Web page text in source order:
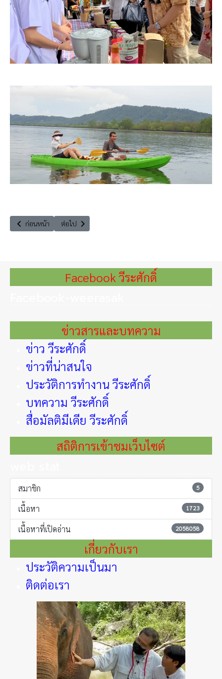
เนื้อหาก่อนหน้า: จากกระบี่ Go Green สู่ท่องเที่ยวแบบ Zero คาร์บอน
ก่อนหน้า เนื้อหาถัดไป: การบริหารจัดการมลพิษ ที่แหล่งกำเนิดให้มี
ต่อไป
Facebook วีระศักดิ์
ข่าวสารและบทความ
ข่าว วีระศักดิ์
ข่าวที่น่าสนใจ
ประวัติการทำงาน วีระศักดิ์
บทความ วีระศักดิ์
สื่อมัลติมีเดีย วีระศักดิ์
สถิติการเข้าชมเว็บไซต์
สมาชิก 5
เนื้อหา 1723
เนื้อหาที่เปิดอ่าน 2058058
เกี่ยวกับเรา
ประวัติความเป็นมา
ติดต่อเรา